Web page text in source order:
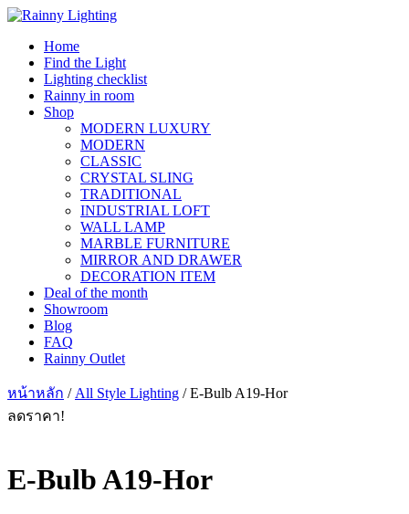
Skip
contentHome
Find the Light
Lighting checklist
Rainny in room
Shop
MODERN LUXURY
MODERN
CLASSIC
CRYSTAL SLING
TRADITIONAL
INDUSTRIAL LOFT
WALL LAMP
MARBLE FURNITURE
MIRROR AND DRAWER
DECORATION ITEM
Deal of the month
Showroom
Blog
FAQ
Rainny Outlet
หน้าหลัก / All Style Lighting / E-Bulb A19-Hor
ลดราคา!
E-Bulb A19-Hor